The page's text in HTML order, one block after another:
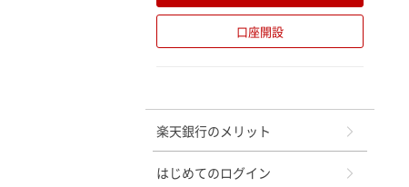
口座開設
楽天銀行のメリット
はじめてのログイン